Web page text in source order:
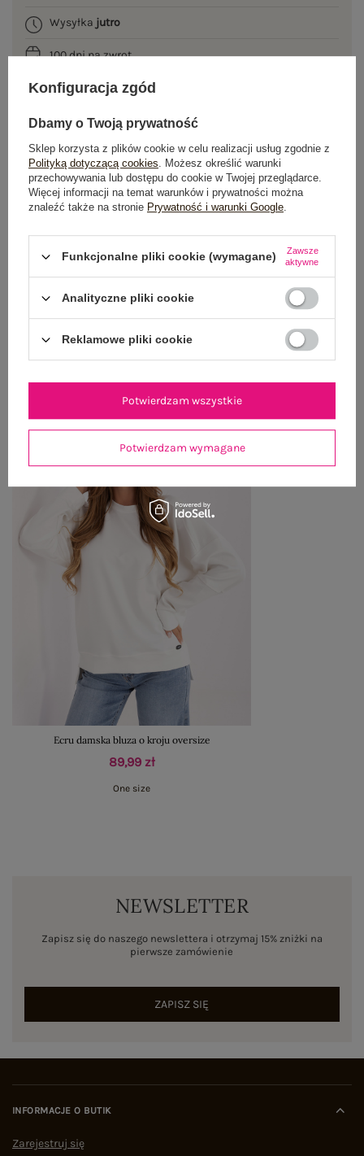
Wysyłka jutro
100 dni na zwrot
OPIS PRODUKTU
GŁÓWNE PARAMETRY
OPINIE O PRODUKCIE (0)
OSTATNIO OGLĄDANE
Ecru damska bluza o kroju oversize
89,99 zł
One size
NEWSLETTER
Zapisz się do naszego newslettera i otrzymaj 15% zniżki na
pierwsze zamówienie
ZAPISZ SIĘ
INFORMACJE O BUTIK
Zarejestruj się
Konfiguracja zgód
Dbamy o Twoją prywatność
Sklep korzysta z plików cookie w celu realizacji usług zgodnie z
Polityką dotyczącą cookies. Możesz określić warunki
przechowywania lub dostępu do cookie w Twojej przeglądarce.
Więcej informacji na temat warunków i prywatności można
znaleźć także na stronie Prywatność i warunki Google.
Funkcjonalne pliki cookie (wymagane)
Zawsze
aktywne
Analityczne pliki cookie
Reklamowe pliki cookie
Potwierdzam wymagane
Potwierdzam wszystkie